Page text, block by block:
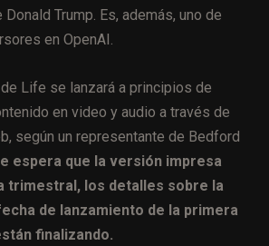
Donald Trump. Es, además, uno de
en OpenAI.
Life se lanzará a principios de
en video y audio a través de
según un representante de Bedford
espera que la versión impresa
trimestral, los detalles sobre la
de lanzamiento de la primera
finalizando.